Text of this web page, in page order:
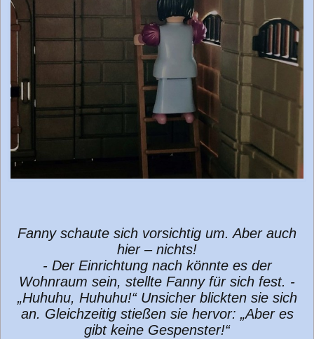
Fanny schaute sich vorsichtig um. Aber auch
hier – nichts!
- Der Einrichtung nach könnte es der
Wohnraum sein, stellte Fanny für sich fest. -
„Huhuhu, Huhuhu!“ Unsicher blickten sie sich
an. Gleichzeitig stießen sie hervor: „Aber es
gibt keine Gespenster!“